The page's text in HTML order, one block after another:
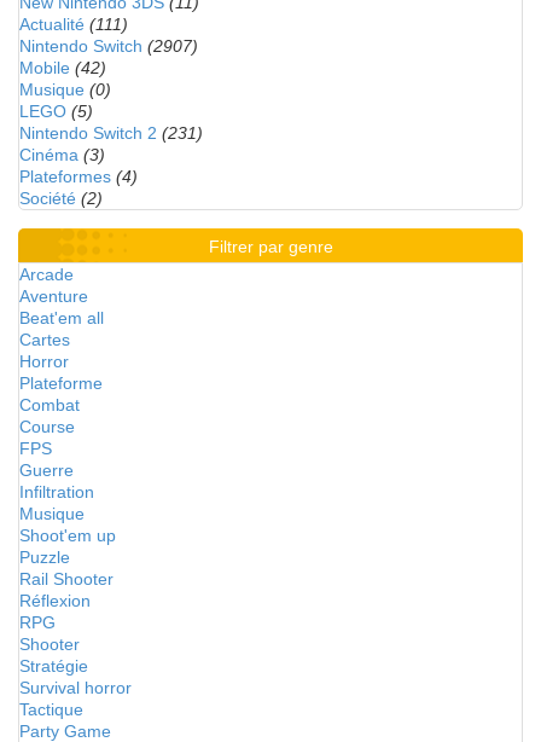
Actualité (111)
Nintendo Switch (2907)
Mobile (42)
Musique (0)
LEGO (5)
Nintendo Switch 2 (231)
Cinéma (3)
Plateformes (4)
Société (2)
Filtrer par genre
Arcade
Aventure
Beat'em all
Cartes
Horror
Plateforme
Combat
Course
FPS
Guerre
Infiltration
Musique
Shoot'em up
Puzzle
Rail Shooter
Réflexion
RPG
Shooter
Stratégie
Survival horror
Tactique
Party Game